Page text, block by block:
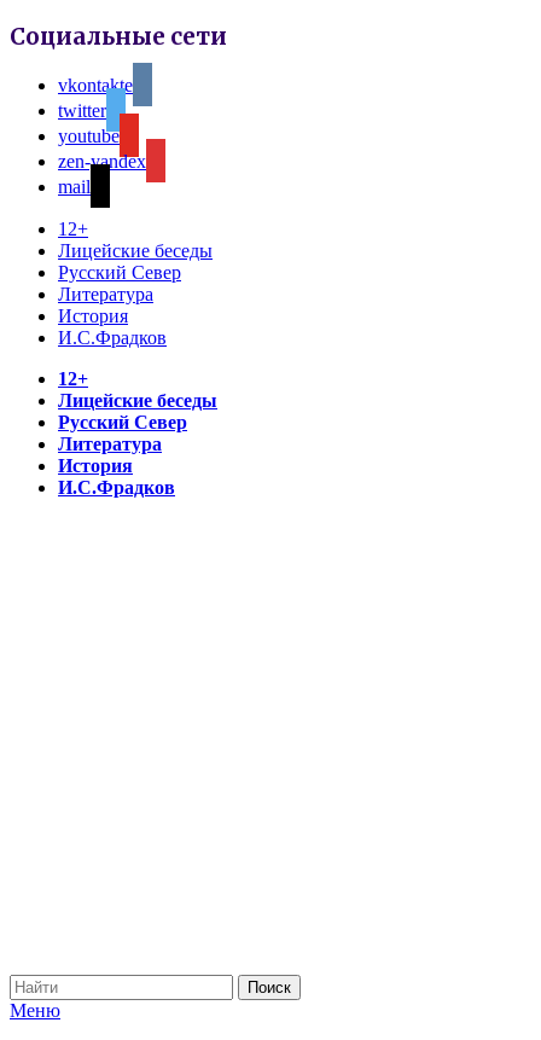
Социальные сети
vkontakte
twitter
youtube
zen-yandex
mail
12+
Лицейские беседы
Русский Север
Литература
История
И.С.Фрадков
12+
Лицейские беседы
Русский Север
Литература
История
И.С.Фрадков
Меню